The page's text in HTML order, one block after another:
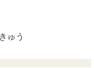
ゅう